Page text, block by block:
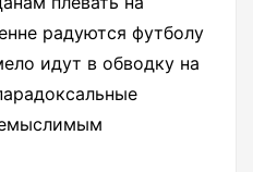
радуются футболу
идут в обводку на